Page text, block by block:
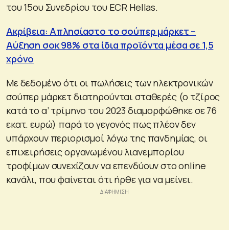
του 15ου Συνεδρίου του ECR Hellas.
Ακρίβεια: Απλησίαστο το σούπερ μάρκετ –
Αύξηση σοκ 98% στα ίδια προϊόντα μέσα σε 1,5
χρόνο
Με δεδομένο ότι οι πωλήσεις των ηλεκτρονικών
σούπερ μάρκετ διατηρούνται σταθερές (ο τζίρος
κατά το α’ τρίμηνο του 2023 διαμορφώθηκε σε 76
εκατ. ευρώ) παρά το γεγονός πως πλέον δεν
υπάρχουν περιορισμοί λόγω της πανδημίας, οι
επιχειρήσεις οργανωμένου λιανεμπορίου
τροφίμων συνεχίζουν να επενδύουν στο online
κανάλι, που φαίνεται ότι ήρθε για να μείνει.